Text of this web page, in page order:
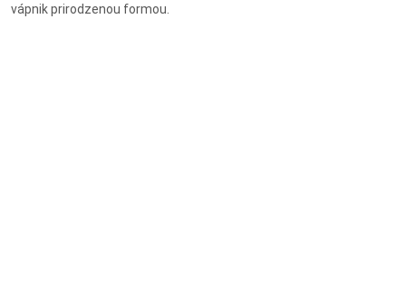
vápnik prirodzenou formou.